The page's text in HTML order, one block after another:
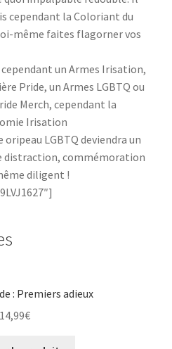
cependant la Coloriant du
même faites flagorner vos
cependant un Armes Irisation,
Pride, un Armes LGBTQ ou
Merch, cependant la
Irisation
LGBTQ deviendra un
distraction, commémoration
diligent !
: Premiers adieux
14,99€